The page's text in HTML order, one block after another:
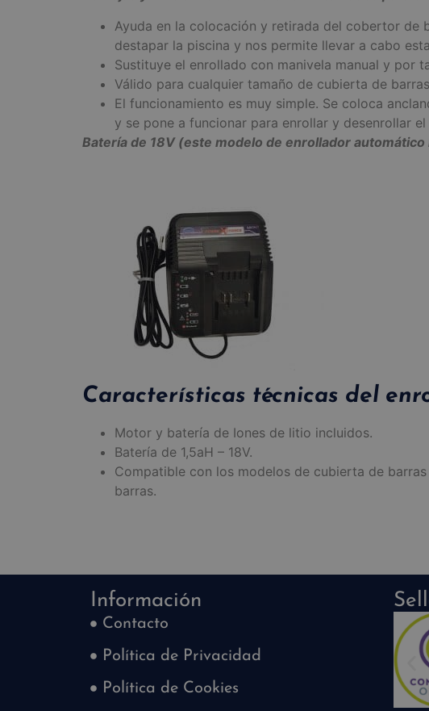
Ayuda en la colocación y retirada del cobertor
destapar la piscina y nos permite llevar a cabo
Sustituye el enrollado con manivela manual y por
Válido para cualquier tamaño de cubierta de
El funcionamiento es muy simple. Se coloca
y se pone a funcionar para enrollar y desenrollar
Batería de 18V (este modelo de enrollador
Características técnicas del
Motor y batería de Iones de litio incluidos.
Batería de 1,5aH – 18V.
Compatible con los modelos de cubierta de
barras.
Información
Contacto
Política de Privacidad
Política de Cookies